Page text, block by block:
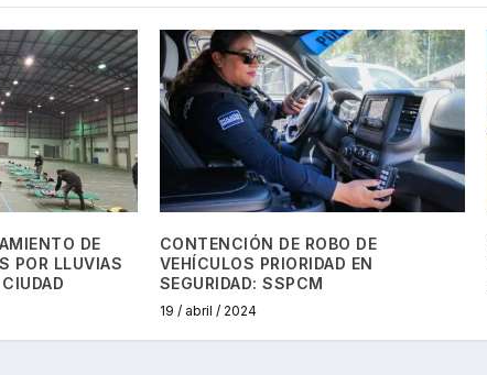
DE
POR LLUVIAS
CONTENCIÓN DE ROBO DE
VEHÍCULOS PRIORIDAD EN
SEGURIDAD: SSPCM
19 / abril / 2024